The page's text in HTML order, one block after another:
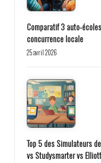
Comparatif 3 auto-
concurrence locale
25 avril 2026
Top 5 des Simulateurs
vs Studysmarter vs